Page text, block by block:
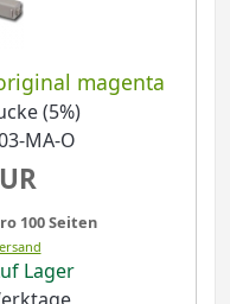
magenta
(5%)
MA-O
100 Seiten
Lager